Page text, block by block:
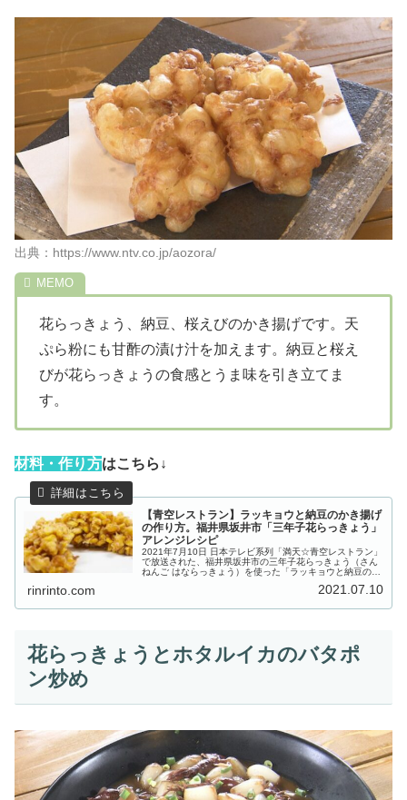
出典：https://www.ntv.co.jp/aozora/
花らっきょう、納豆、桜えびのかき揚げです。天
ぷら粉にも甘酢の漬け汁を加えます。納豆と桜え
びが花らっきょうの食感とうま味を引き立てま
す。
材料・作り方はこちら↓
【青空レストラン】ラッキョウと納豆のかき揚げ
の作り方。福井県坂井市「三年子花らっきょう」
アレンジレシピ
2021年7月10日 日本テレビ系列「満天☆青空レストラン」
で放送された、福井県坂井市の三年子花らっきょう（さん
ねんご はならっきょう）を使った「ラッキョウと納豆のか
rinrinto.com 2021.07.10
花らっきょうとホタルイカのバタポ
ン炒め